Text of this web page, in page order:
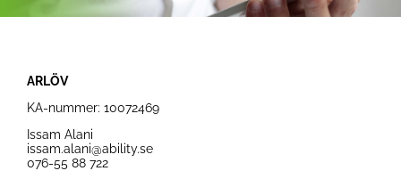
ARLÖV
KA-nummer: 10072469
Issam Alani
issam.alani@ability.se
076-55 88 722